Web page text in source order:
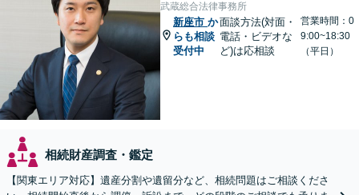
武蔵総合法律事務所
新座市 か
らも相談
受付中
面談方法(対面・
電話・ビデオな
ど)は応相談
営業時間：0
9:00~18:30
（平日）
相続財産調査・鑑定
【関東エリア対応】遺産分割や遺留分など、相続問題はご相談くださ